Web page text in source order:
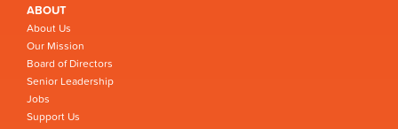
ABOUT
About Us
Our Mission
Board of Directors
Senior Leadership
Jobs
Support Us